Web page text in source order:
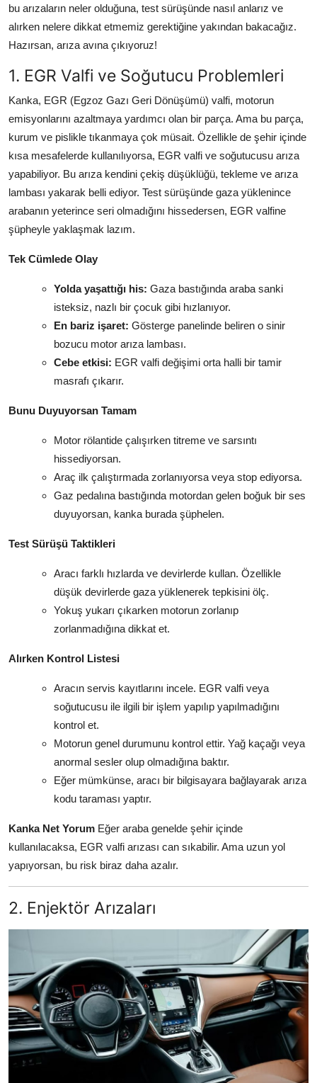
bu arızaların neler olduğuna, test sürüşünde nasıl anlarız ve
alırken nelere dikkat etmemiz gerektiğine yakından bakacağız.
Hazırsan, arıza avına çıkıyoruz!
1. EGR Valfi ve Soğutucu Problemleri
Kanka, EGR (Egzoz Gazı Geri Dönüşümü) valfi, motorun
emisyonlarını azaltmaya yardımcı olan bir parça. Ama bu parça,
kurum ve pislikle tıkanmaya çok müsait. Özellikle de şehir içinde
kısa mesafelerde kullanılıyorsa, EGR valfi ve soğutucusu arıza
yapabiliyor. Bu arıza kendini çekiş düşüklüğü, tekleme ve arıza
lambası yakarak belli ediyor. Test sürüşünde gaza yüklenince
arabanın yeterince seri olmadığını hissedersen, EGR valfine
şüpheyle yaklaşmak lazım.
Tek Cümlede Olay
Yolda yaşattığı his: Gaza bastığında araba sanki
isteksiz, nazlı bir çocuk gibi hızlanıyor.
En bariz işaret: Gösterge panelinde beliren o sinir
bozucu motor arıza lambası.
Cebe etkisi: EGR valfi değişimi orta halli bir tamir
masrafı çıkarır.
Bunu Duyuyorsan Tamam
Motor rölantide çalışırken titreme ve sarsıntı
hissediyorsan.
Araç ilk çalıştırmada zorlanıyorsa veya stop ediyorsa.
Gaz pedalına bastığında motordan gelen boğuk bir ses
duyuyorsan, kanka burada şüphelen.
Test Sürüşü Taktikleri
Aracı farklı hızlarda ve devirlerde kullan. Özellikle
düşük devirlerde gaza yüklenerek tepkisini ölç.
Yokuş yukarı çıkarken motorun zorlanıp
zorlanmadığına dikkat et.
Alırken Kontrol Listesi
Aracın servis kayıtlarını incele. EGR valfi veya
soğutucusu ile ilgili bir işlem yapılıp yapılmadığını
kontrol et.
Motorun genel durumunu kontrol ettir. Yağ kaçağı veya
anormal sesler olup olmadığına baktır.
Eğer mümkünse, aracı bir bilgisayara bağlayarak arıza
kodu taraması yaptır.
Kanka Net Yorum Eğer araba genelde şehir içinde
kullanılacaksa, EGR valfi arızası can sıkabilir. Ama uzun yol
yapıyorsan, bu risk biraz daha azalır.
2. Enjektör Arızaları